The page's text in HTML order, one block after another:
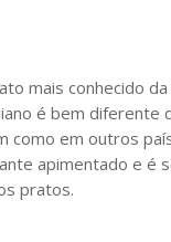
mais conhecido
é bem diferente
como em outros
apimentado e é
pratos.